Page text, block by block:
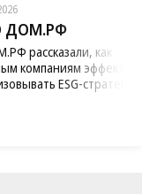
ДОМ.РФ
рассказали, как
компаниям
ESG-стратегию